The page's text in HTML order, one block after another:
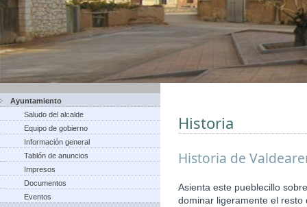
Ayuntamiento
Saludo del alcalde
Equipo de gobierno
Información general
Tablón de anuncios
Impresos
Documentos
Eventos
Historia
Historia de
Asienta este pueblecillo
dominar ligeramente el